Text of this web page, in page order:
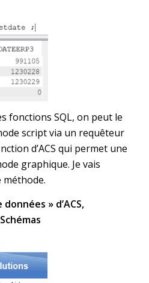
fonctions SQL, on peut le
script via un requêteur
d’ACS qui permet une
graphique. Je vais
méthode.
» d’ACS,